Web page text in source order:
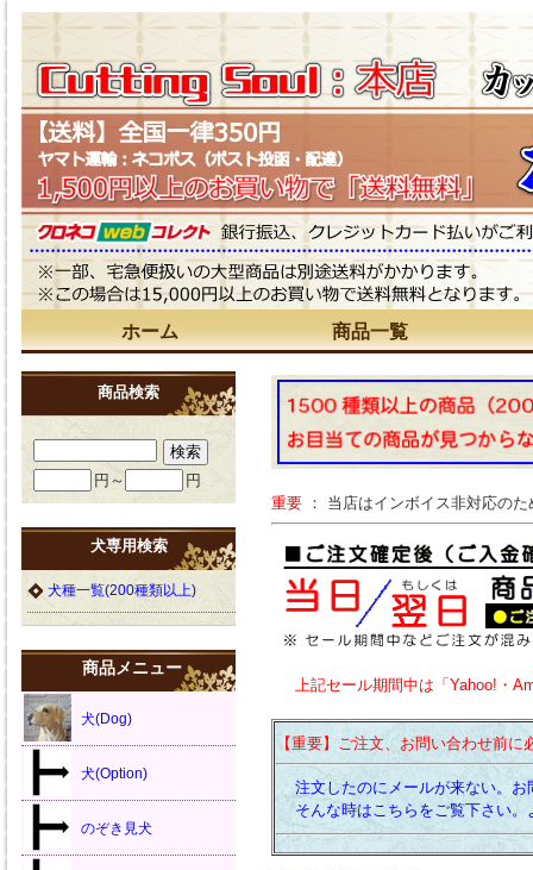
ホーム 商品一覧
重要 ： 当店はインボイス非対応の
上記セール期間中は「Yahoo!・
【重要】ご注文、お問い合わせ前に
注文したのにメールが来ない。お
そんな時はこちらをご覧下さい。
商品検索
円～ 円
犬専用検索
犬種一覧(200種類以上)
商品メニュー
犬(Dog)
犬(Option)
のぞき見犬